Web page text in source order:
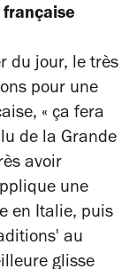
du jour, le très
pour une
« ça fera
de la Grande
avoir
une
en Italie, puis
au
glisse